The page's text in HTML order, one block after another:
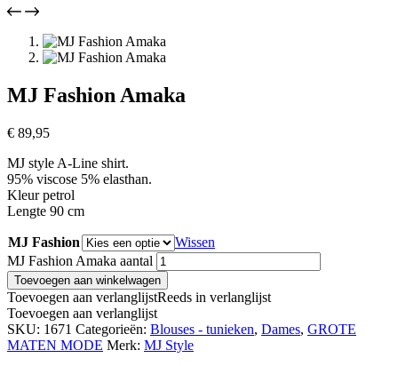
MJ Fashion Amaka
€ 89,95
MJ style A-Line shirt.
95% viscose 5% elasthan.
Kleur petrol
Lengte 90 cm
MJ Fashion
Wissen
MJ Fashion Amaka aantal
Toevoegen aan winkelwagen
Toevoegen aan verlanglijstReeds in verlanglijst
Toevoegen aan verlanglijst
SKU: 1671 Categorieën: Blouses - tunieken, Dames, GROTE
MATEN MODE Merk: MJ Style